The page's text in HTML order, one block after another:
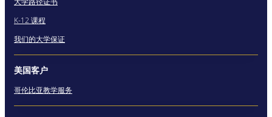
K-12 课程
我们的大学保证
美国客户
哥伦比亚教学服务